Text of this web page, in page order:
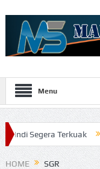
Menu
Terkuak Wali Kota
HOME SGR